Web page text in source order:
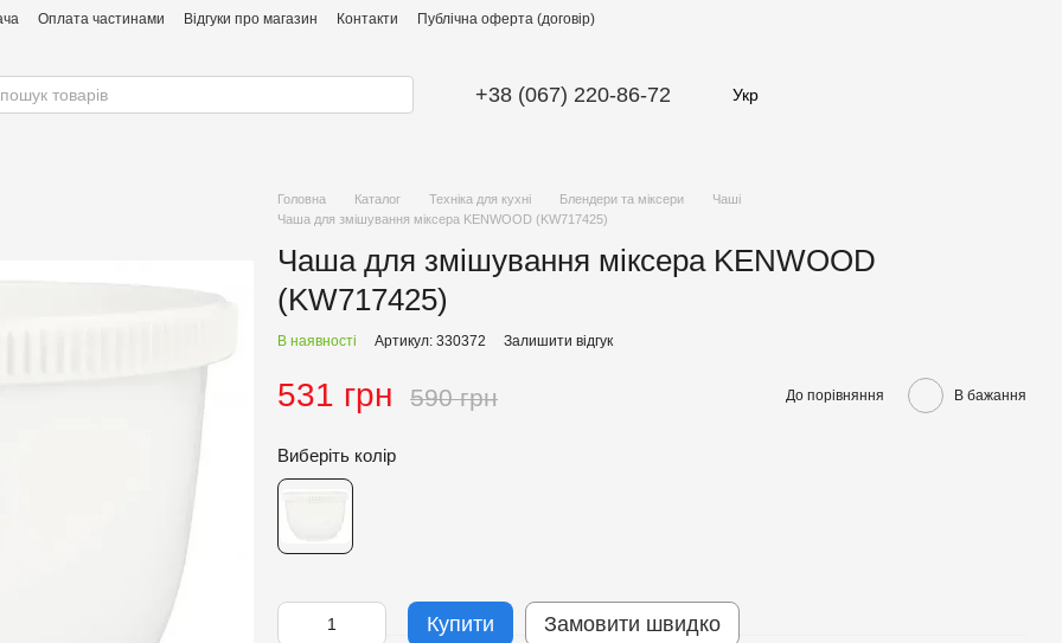
Оплата частинами Відгуки про магазин Контакти Публічна оферта (договір)
+38 (067) 220-86-72 Укр
Головна Каталог Техніка для кухні Блендери та міксери
Чаші
Чаша для змішування міксера KENWOOD (KW717425)
Чаша для змішування міксера KENWOOD
(KW717425)
В наявності Артикул: 330372 Залишити відгук
531 грн 590 грн До порівняння В бажання
Виберіть колір
Купити Замовити швидко